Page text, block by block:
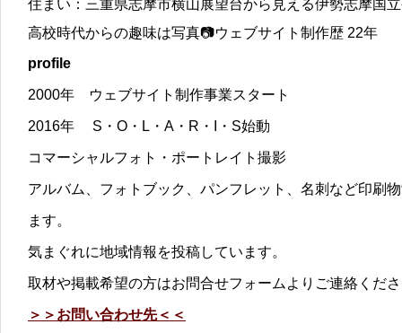
住まい：三重県志摩市横山展望台から見える伊勢志摩国
高校時代からの趣味は写真📷ウェブサイト制作歴 22年
profile
2000年 ウェブサイト制作事業スタート
2016年 S・O・L・A・R・I・S始動
コマーシャルフォト・ポートレイト撮影
アルバム、フォトブック、パンフレット、名刺など印刷
ます。
気まぐれに地域情報を投稿しています。
取材や掲載希望の方はお問合せフォームよりご連絡くだ
＞＞お問い合わせ先＜＜